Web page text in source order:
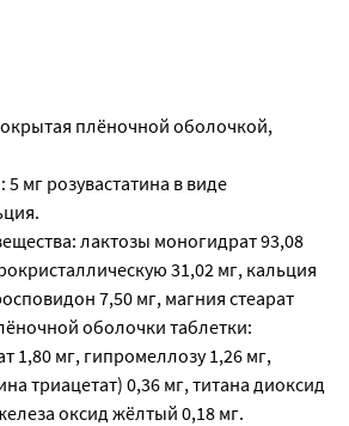
плёночной оболочкой,
мг розувастатина в виде
лактозы моногидрат 93,08
31,02 мг, кальция
7,50 мг, магния стеарат
оболочки таблетки:
1,80 мг, гипромеллозу 1,26 мг,
триацетат) 0,36 мг, титана диоксид
оксид жёлтый 0,18 мг.